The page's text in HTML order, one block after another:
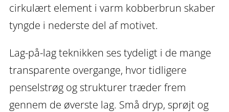
cirkulært element i varm kobberbrun skaber
tyngde i nederste del af motivet.
Lag-på-lag teknikken ses tydeligt i de mange
transparente overgange, hvor tidligere
penselstrøg og strukturer træder frem
gennem de øverste lag. Små dryp, sprøjt og